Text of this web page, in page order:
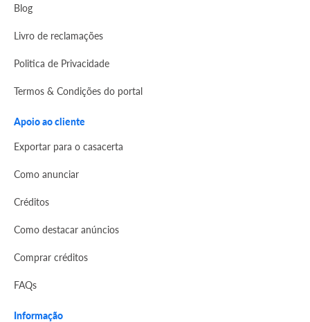
Blog
Livro de reclamações
Politica de Privacidade
Termos & Condições do portal
Apoio ao cliente
Exportar para o casacerta
Como anunciar
Créditos
Como destacar anúncios
Comprar créditos
FAQs
Informação